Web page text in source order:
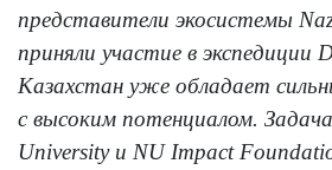
представители экосистемы
приняли участие в экспедиции
Казахстан уже обладает
с высоким потенциалом.
University и NU Impact